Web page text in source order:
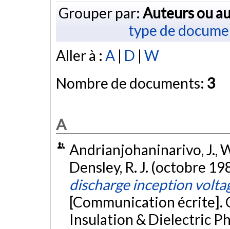
Grouper par: Auteurs ou
type de
Aller à : A | D | W
Nombre de documents: 3
A
Andrianjohaninarivo, J.,
Densley, R. J. (octobre
discharge inception
[Communication écrite].
Insulation & Dielectric